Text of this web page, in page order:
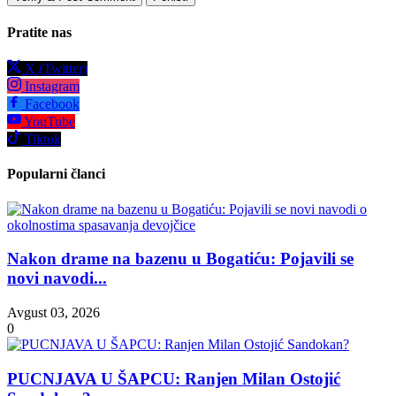
Pratite nas
X (Twitter)
Instagram
Facebook
YouTube
Tiktok
Popularni članci
Nakon drame na bazenu u Bogatiću: Pojavili se
novi navodi...
Avgust 03, 2026
0
PUCNJAVA U ŠAPCU: Ranjen Milan Ostojić